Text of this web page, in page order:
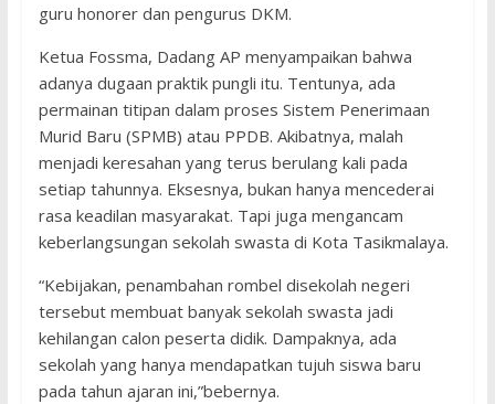
guru honorer dan pengurus DKM.
Ketua Fossma, Dadang AP menyampaikan bahwa
adanya dugaan praktik pungli itu. Tentunya, ada
permainan titipan dalam proses Sistem Penerimaan
Murid Baru (SPMB) atau PPDB. Akibatnya, malah
menjadi keresahan yang terus berulang kali pada
setiap tahunnya. Eksesnya, bukan hanya mencederai
rasa keadilan masyarakat. Tapi juga mengancam
keberlangsungan sekolah swasta di Kota Tasikmalaya.
“Kebijakan, penambahan rombel disekolah negeri
tersebut membuat banyak sekolah swasta jadi
kehilangan calon peserta didik. Dampaknya, ada
sekolah yang hanya mendapatkan tujuh siswa baru
pada tahun ajaran ini,”bebernya.